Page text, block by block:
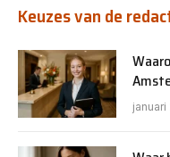
Keuzes van de
januari